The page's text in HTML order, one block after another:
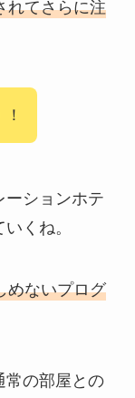
れてさらに注
ーションホテ
くね。
めないプログ
常の部屋との